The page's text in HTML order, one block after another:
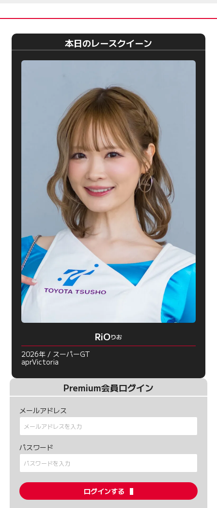
本日のレースクイーン
RiOりお
2026年 / スーパーGT
aprVictoria
Premium会員ログイン
メールアドレス
パスワード
ログインする